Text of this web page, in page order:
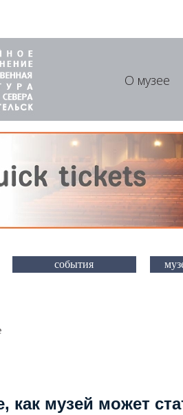
О музее
события
как музей может